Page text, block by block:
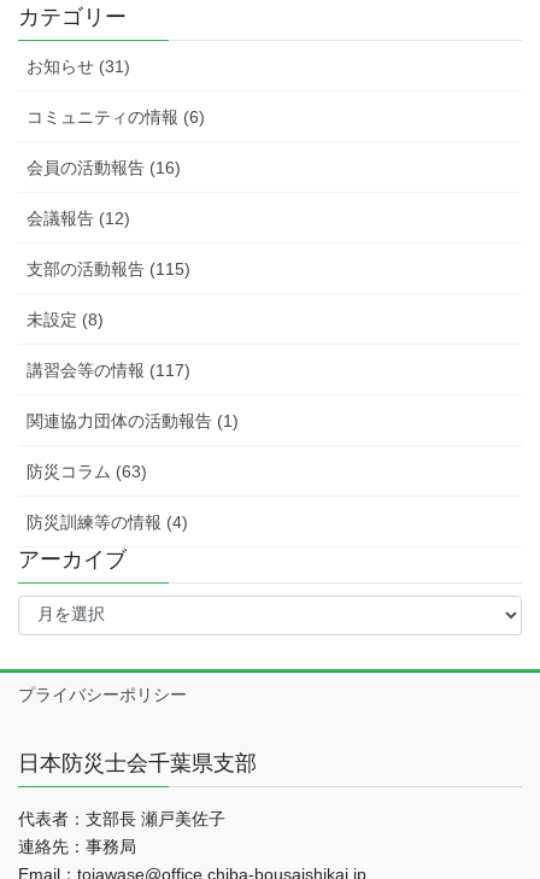
カテゴリー
お知らせ (31)
コミュニティの情報 (6)
会員の活動報告 (16)
会議報告 (12)
支部の活動報告 (115)
未設定 (8)
講習会等の情報 (117)
関連協力団体の活動報告 (1)
防災コラム (63)
防災訓練等の情報 (4)
アーカイブ
ア
イ
ブ
プライバシーポリシー
日本防災士会千葉県支部
代表者：支部長 瀬戸美佐子
連絡先：事務局
Email：toiawase@office.chiba-bousaishikai.jp